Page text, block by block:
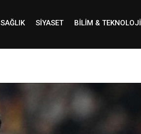
SAĞLIK SIYASET BILIM & TEKNOLOJI